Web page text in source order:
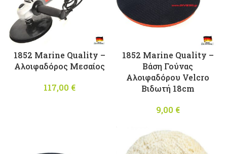
1852 Marine Quality –
Αλοιφαδόρος Μεσαίος
117,00 €
1852 Marine Quality –
Βάση Γούνας
Αλοιφαδόρου Velcro
Βιδωτή 18cm
9,00 €